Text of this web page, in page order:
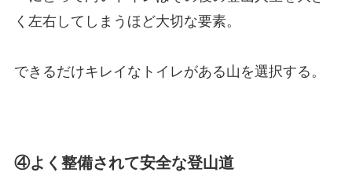
く左右してしまうほど大切な要素。
できるだけキレイなトイレがある山を選択する。
④よく整備されて安全な登山道